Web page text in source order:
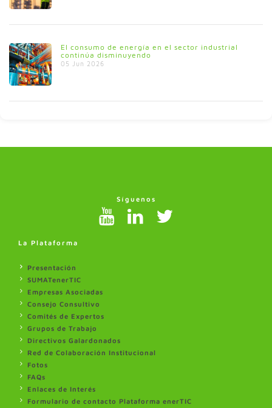
El consumo de energía en el sector industrial
continúa disminuyendo
05 Jun 2026
Síguenos
La Plataforma
Presentación
SUMATenerTIC
Empresas Asociadas
Consejo Consultivo
Comités de Expertos
Grupos de Trabajo
Directivos Galardonados
Red de Colaboración Institucional
Fotos
FAQs
Enlaces de Interés
Formulario de contacto Plataforma enerTIC